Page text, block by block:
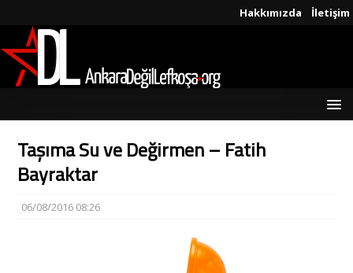
Hakkımızda İletişim
Taşıma Su ve Değirmen – Fatih
Bayraktar
06/08/2016 08:26